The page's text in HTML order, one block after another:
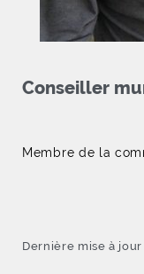
Conseiller
Membre de la
Dernière mise à